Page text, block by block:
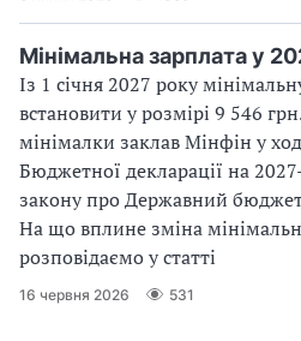
Мінімальна зарплата у
Із 1 січня 2027 року
встановити у розмірі 9 546
мінімалки заклав Мінфін у
Бюджетної декларації на
закону про Державний
На що вплине зміна
розповідаємо у статті
16 червня 2026 531